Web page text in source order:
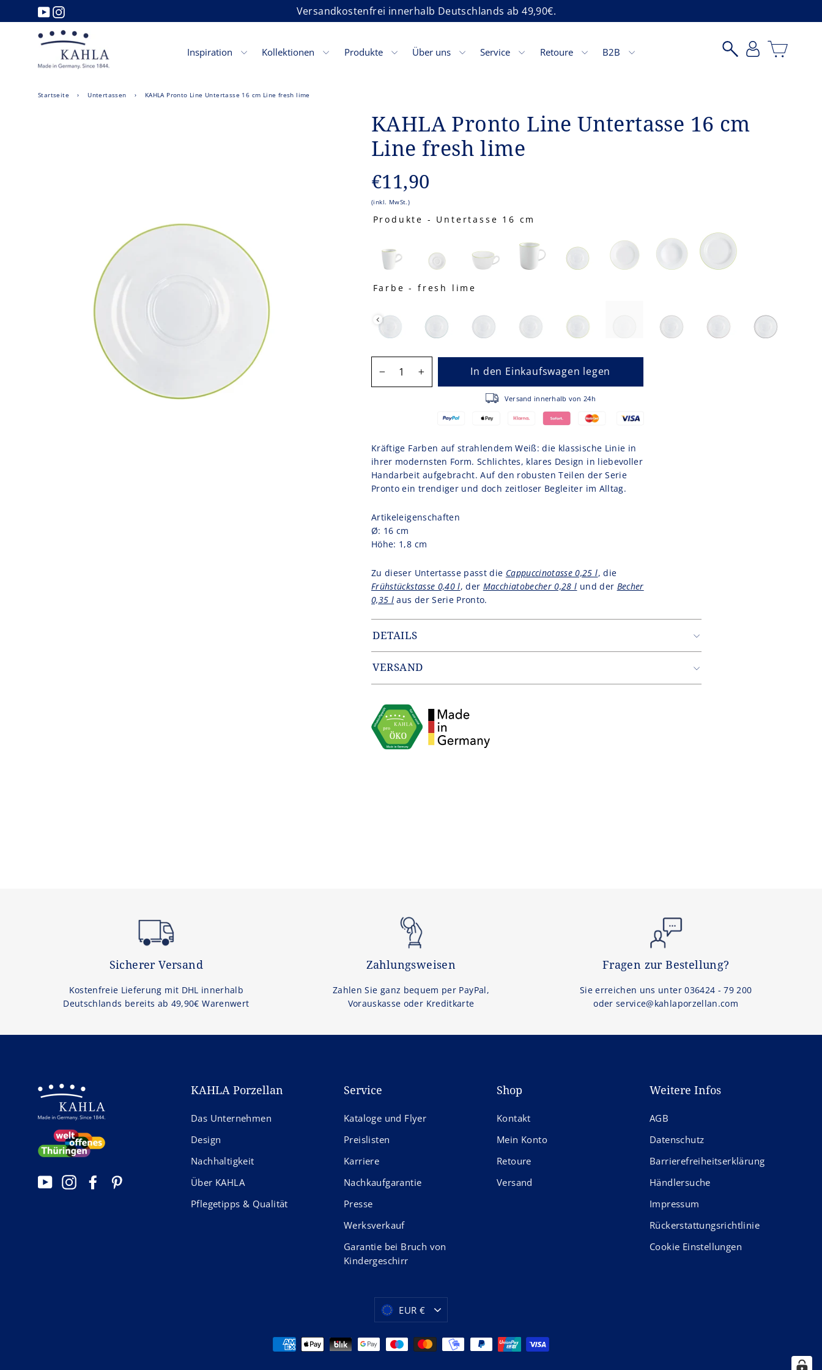
zum
YouTube Versandkostenfrei innerhalb Deutschlands ab 49,90€.
Inspiration Kollektionen Produkte Über uns Service Retoure B2B Suche Einloggen
Startseite › Untertassen › KAHLA Pronto Line Untertasse 16 cm Line fresh lime
KAHLA Pronto Line Untertasse 16 cm
Line fresh lime
€11,90
(inkl. MwSt.)
Produkte - Untertasse 16 cm
Farbe - fresh lime
In den Einkaufswagen legen
Versand innerhalb von 24h
Kräftige Farben auf strahlendem Weiß: die klassische Linie in
ihrer modernsten Form. Schlichtes, klares Design in liebevoller
Handarbeit aufgebracht. Auf den robusten Teilen der Serie
Pronto ein trendiger und doch zeitloser Begleiter im Alltag.
Artikeleigenschaften
Ø: 16 cm
Höhe: 1,8 cm
Zu dieser Untertasse passt die Cappuccinotasse 0,25 l, die
Frühstückstasse 0,40 l, der Macchiatobecher 0,28 l und der Becher
0,35 l aus der Serie Pronto.
DETAILS
Artikelnummer: PRO2316LI0376A6
Gewicht: 0.245 kg
VERSAND
Zustellung erfolgt durch unseren Partner DHL.
von 49,90€.
Sicherer Versand
Kostenfreie Lieferung mit DHL innerhalb
Deutschlands bereits ab 49,90€ Warenwert
Zahlungsweisen
Zahlen Sie ganz bequem per PayPal,
Vorauskasse oder Kreditkarte
Fragen zur Bestellung?
Sie erreichen uns unter 036424 - 79 200
oder service@kahlaporzellan.com
YouTubeInstagramFacebook
KAHLA Porzellan
Das Unternehmen
Design
Nachhaltigkeit
Über KAHLA
Pflegetipps & Qualität
Service
Kataloge und Flyer
Preislisten
Karriere
Nachkaufgarantie
Presse
Werksverkauf
Garantie bei Bruch von
Kindergeschirr
Shop
Kontakt
Mein Konto
Retoure
Versand
Weitere Infos
AGB
Datenschutz
Barrierefreiheitserklärung
Händlersuche
Impressum
Rückerstattungsrichtlinie
Cookie Einstellungen
Währung
EUR €Aktualisieren